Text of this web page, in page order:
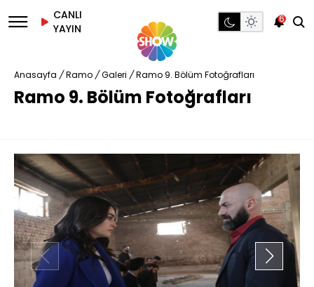
CANLI
YAYIN
6
Anasayfa / Ramo / Galeri / Ramo 9. Bölüm Fotoğrafları
Ramo 9. Bölüm Fotoğrafları